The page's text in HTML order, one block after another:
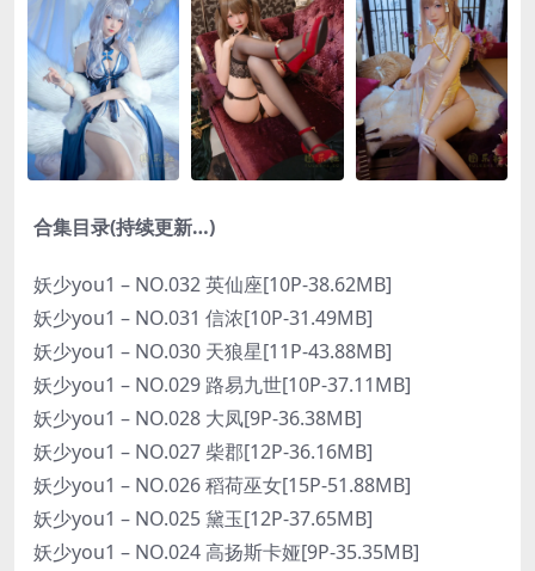
合集目录(持续更新…)
妖少you1 – NO.032 英仙座[10P-38.62MB]
妖少you1 – NO.031 信浓[10P-31.49MB]
妖少you1 – NO.030 天狼星[11P-43.88MB]
妖少you1 – NO.029 路易九世[10P-37.11MB]
妖少you1 – NO.028 大凤[9P-36.38MB]
妖少you1 – NO.027 柴郡[12P-36.16MB]
妖少you1 – NO.026 稻荷巫女[15P-51.88MB]
妖少you1 – NO.025 黛玉[12P-37.65MB]
妖少you1 – NO.024 高扬斯卡娅[9P-35.35MB]